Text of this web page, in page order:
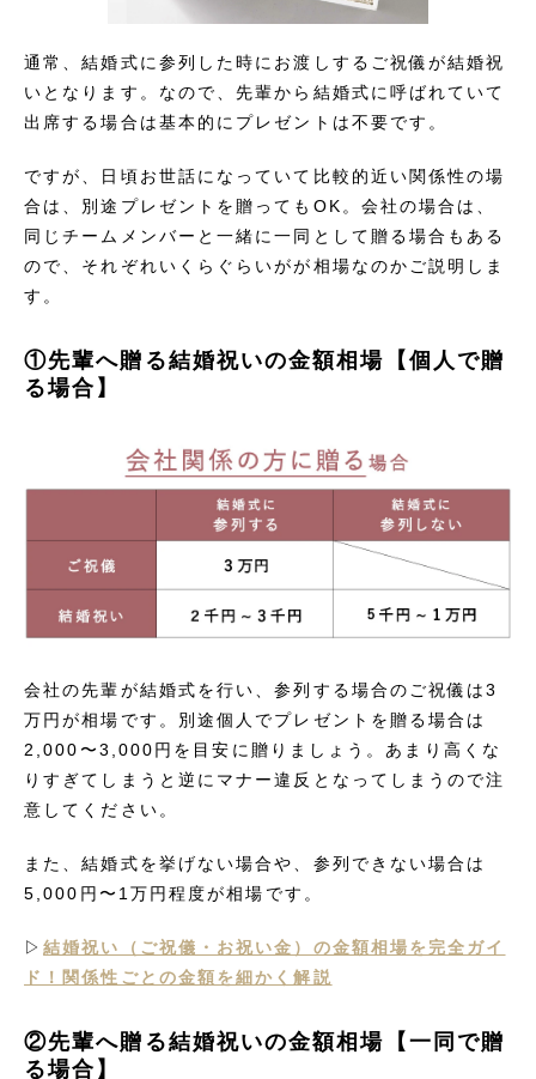
通常、結婚式に参列した時にお渡しするご祝儀が結婚祝
いとなります。なので、先輩から結婚式に呼ばれていて
出席する場合は基本的にプレゼントは不要です。
ですが、日頃お世話になっていて比較的近い関係性の場
合は、別途プレゼントを贈ってもOK。会社の場合は、
同じチームメンバーと一緒に一同として贈る場合もある
ので、それぞれいくらぐらいがが相場なのかご説明しま
す。
①先輩へ贈る結婚祝いの金額相場【個人で贈
る場合】
会社の先輩が結婚式を行い、参列する場合のご祝儀は3
万円が相場です。別途個人でプレゼントを贈る場合は
2,000〜3,000円を目安に贈りましょう。あまり高くな
りすぎてしまうと逆にマナー違反となってしまうので注
意してください。
また、結婚式を挙げない場合や、参列できない場合は
5,000円〜1万円程度が相場です。
▷結婚祝い（ご祝儀・お祝い金）の金額相場を完全ガイ
ド！関係性ごとの金額を細かく解説
②先輩へ贈る結婚祝いの金額相場【一同で贈
る場合】